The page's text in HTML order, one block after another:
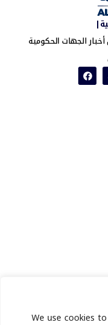
We use cookies
الجهات الحكومية